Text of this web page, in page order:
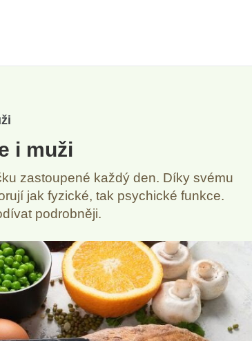
i muži
zastoupené každý den. Díky svému
jak fyzické, tak psychické funkce.
podrobněji.